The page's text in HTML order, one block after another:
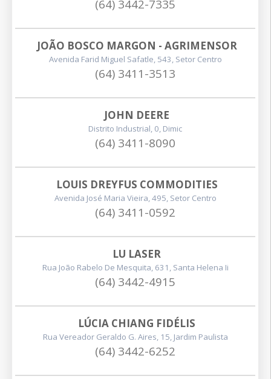
(64) 3442-7335
JOÃO BOSCO MARGON - AGRIMENSOR
Avenida Farid Miguel Safatle, 543, Setor Centro
(64) 3411-3513
JOHN DEERE
Distrito Industrial, 0, Dimic
(64) 3411-8090
LOUIS DREYFUS COMMODITIES
Avenida José Maria Vieira, 495, Setor Centro
(64) 3411-0592
LU LASER
Rua João Rabelo De Mesquita, 631, Santa Helena Ii
(64) 3442-4915
LÚCIA CHIANG FIDÉLIS
Rua Vereador Geraldo G. Aires, 15, Jardim Paulista
(64) 3442-6252